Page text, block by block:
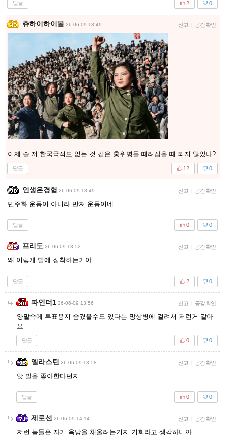
답글 0
2
츄하이하이볼 26-06-09 13:49 신고 | 공감 확인
이제 슬 저 한국국적도 없는 것 같은 홍위병들 때려잡을 때 되지 않았나?
답글 0
12
인생은경험 26-06-09 13:49 신고 | 공감 확인
민주화 운동이 아니라 만져 운동이네.
답글 0
0
프리도 26-06-09 13:52 신고 | 공감 확인
왜 이렇게 발에 집착하는거야
답글 0
2
파인더1 26-06-09 13:56 신고 | 공감 확인
양말속에 투표용지 숨겼을수도 있다는 망상병에 걸려서 저런거 같아
요
답글 0
0
엘라스틴 26-06-09 13:58 신고 | 공감 확인
앗 발을 좋아한다던지..
답글 0
0
제로선 26-06-09 14:14 신고 | 공감 확인
저런 놈들은 자기 욕망을 채울려는거지 기회라고 생각하니까